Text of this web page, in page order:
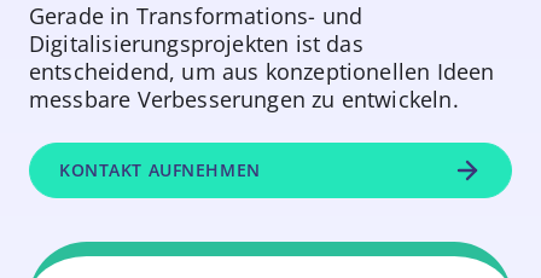
Gerade in Transformations- und
Digitalisierungsprojekten ist das
entscheidend, um aus konzeptionellen Ideen
messbare Verbesserungen zu entwickeln.
KONTAKT AUFNEHMEN